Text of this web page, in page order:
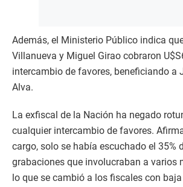
Además, el Ministerio Público indica
Villanueva y Miguel Girao cobraron
intercambio de favores, beneficiando a
Alva.
La exfiscal de la Nación ha negado
cualquier intercambio de favores.
cargo, solo se había escuchado el 35%
grabaciones que involucraban a varios
lo que se cambió a los fiscales con